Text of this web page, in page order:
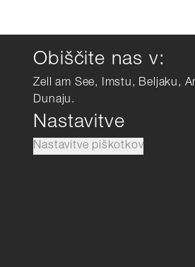
Obiščite nas v:
Zell am See, Imstu, Beljaku,
Dunaju.
Nastavitve
Nastavitve piškotkov